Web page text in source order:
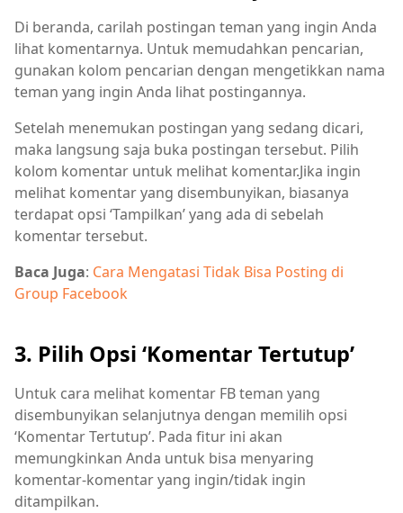
Di beranda, carilah postingan teman yang ingin Anda
lihat komentarnya. Untuk memudahkan pencarian,
gunakan kolom pencarian dengan mengetikkan nama
teman yang ingin Anda lihat postingannya.
Setelah menemukan postingan yang sedang dicari,
maka langsung saja buka postingan tersebut. Pilih
kolom komentar untuk melihat komentar.Jika ingin
melihat komentar yang disembunyikan, biasanya
terdapat opsi ‘Tampilkan’ yang ada di sebelah
komentar tersebut.
Baca Juga: Cara Mengatasi Tidak Bisa Posting di
Group Facebook
3. Pilih Opsi ‘Komentar Tertutup’
Untuk cara melihat komentar FB teman yang
disembunyikan selanjutnya dengan memilih opsi
‘Komentar Tertutup’. Pada fitur ini akan
memungkinkan Anda untuk bisa menyaring
komentar-komentar yang ingin/tidak ingin
ditampilkan.